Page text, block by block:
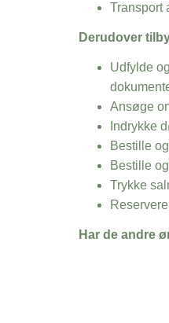
Transport
Derudover
Udfylde
Ansøge
Indrykke
Bestille
Bestille
Trykke
Har de andre